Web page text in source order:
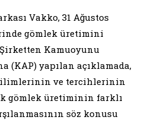
Vakko, 31 Ağustos
gömlek üretimini
Kamuoyunu
(KAP) yapılan açıklamada,
ve tercihlerinin
gömlek üretiminin farklı
söz konusu